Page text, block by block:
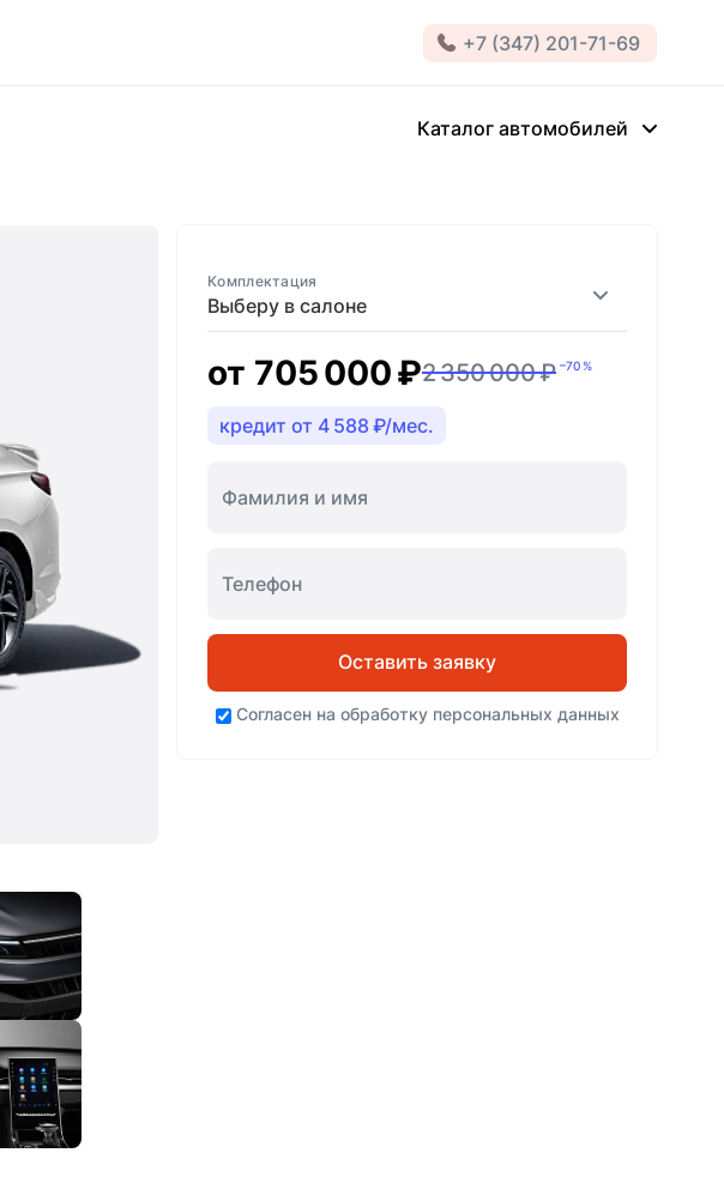
+7 (347) 201-71-69
Каталог автомобилей
Выберу в салоне
Комплектация
от 705 000 ₽2 350 000 ₽ –70 %
кредит от 4 588 ₽/мес.
Оставить заявку
Согласен на обработку персональных данных